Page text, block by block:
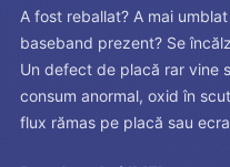
A fost reballat? A mai
baseband prezent? Se
Un defect de placă rar vine
consum anormal, oxid în
flux rămas pe placă sau